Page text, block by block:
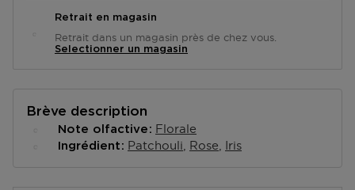
Retrait en magasin
Retrait dans un magasin près de chez vous.
Selectionner un magasin
Brève description
Note olfactive Florale
Ingrédient Patchouli Rose Iris